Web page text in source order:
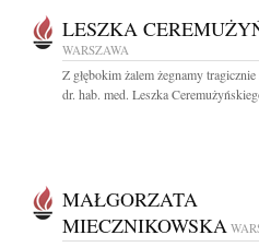
LESZKA
WARSZAWA
Z głębokim żalem żegnamy tragicznie
dr. hab. med. Leszka
MAŁGORZATA
MIECZNIKOWSKA